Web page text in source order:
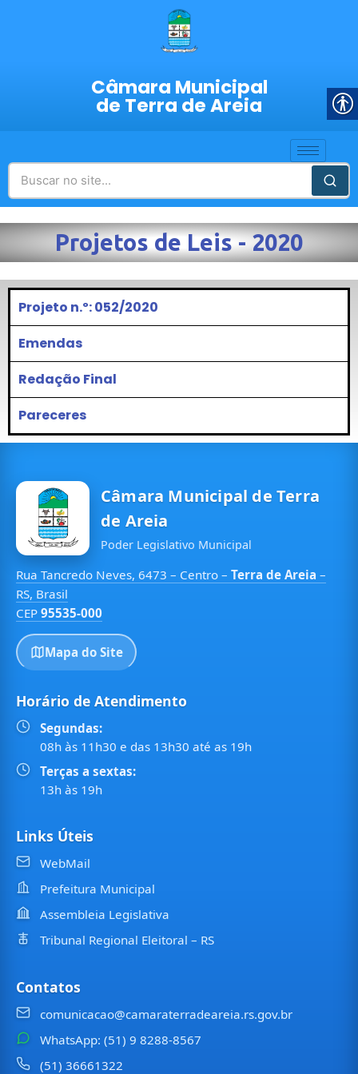
Câmara Municipal
de Terra de Areia
Projetos de Leis - 2020
Projeto n.º: 052/2020
Emendas
Redação Final
Pareceres
Câmara Municipal de Terra
de Areia
Poder Legislativo Municipal
Rua Tancredo Neves, 6473 – Centro – Terra de Areia –
RS, Brasil
CEP 95535-000
Mapa do Site
Horário de Atendimento
Segundas:
08h às 11h30 e das 13h30 até as 19h
Terças a sextas:
13h às 19h
Links Úteis
WebMail
Prefeitura Municipal
Assembleia Legislativa
Tribunal Regional Eleitoral – RS
Contatos
comunicacao@camaraterradeareia.rs.gov.br
WhatsApp: (51) 9 8288-8567
(51) 36661322